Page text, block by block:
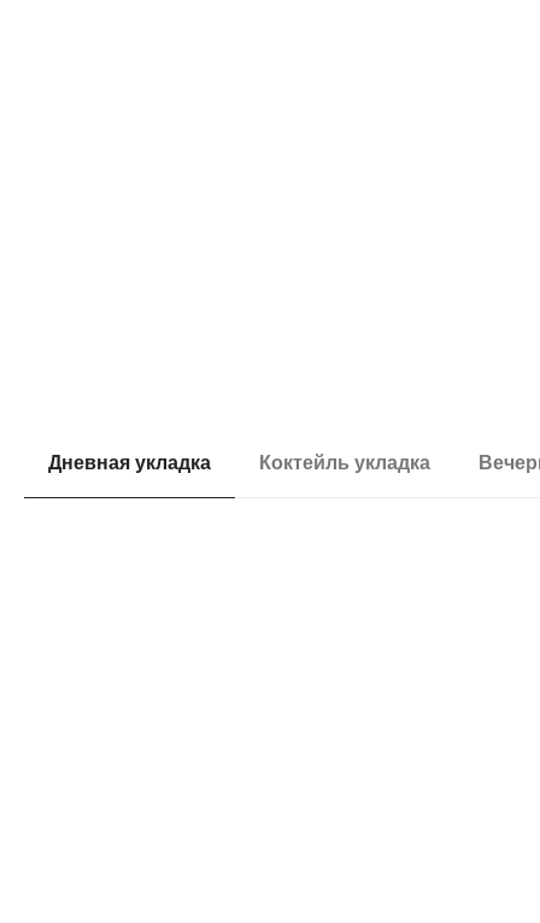
Дневная укладка Коктейль укладка